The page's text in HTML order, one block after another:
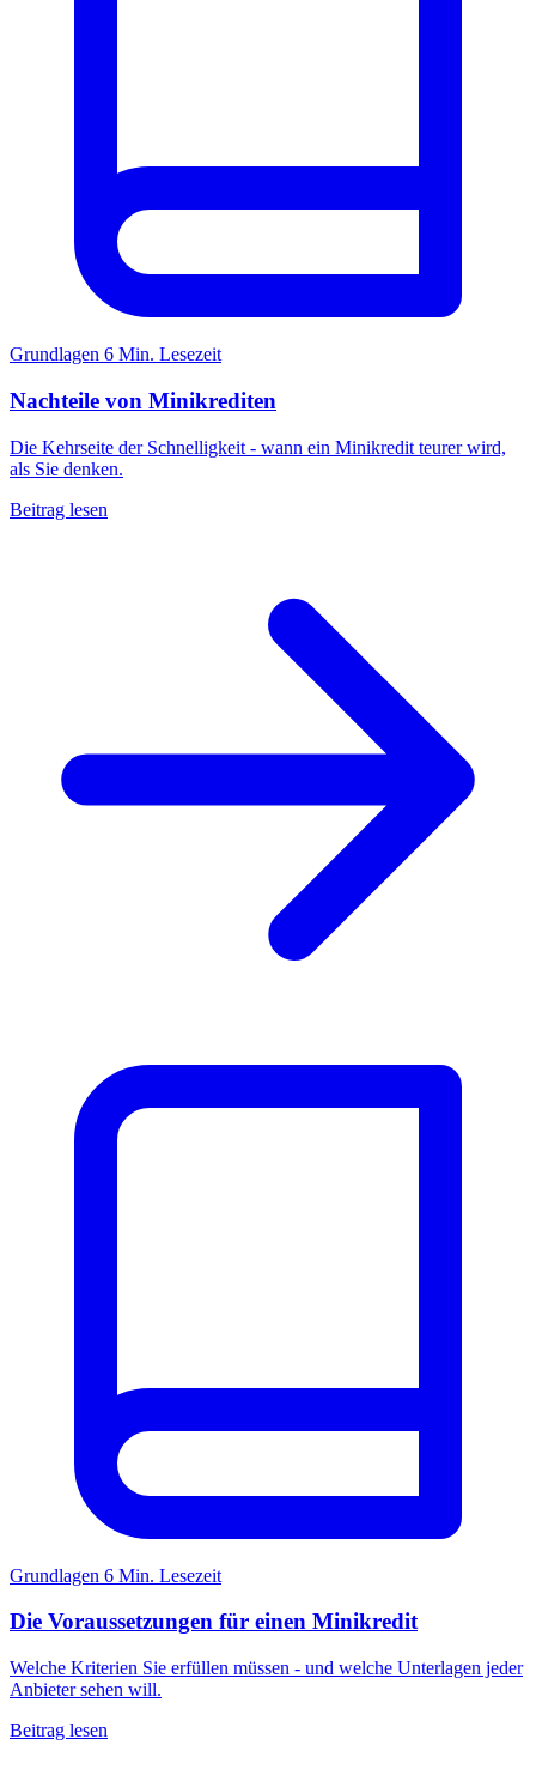
Grundlagen 6 Min. Lesezeit
Nachteile von Minikrediten
Die Kehrseite der Schnelligkeit - wann ein Minikredit teurer wird,
als Sie denken.
Beitrag lesen
Grundlagen 6 Min. Lesezeit
Die Voraussetzungen für einen Minikredit
Welche Kriterien Sie erfüllen müssen - und welche Unterlagen jeder
Anbieter sehen will.
Beitrag lesen